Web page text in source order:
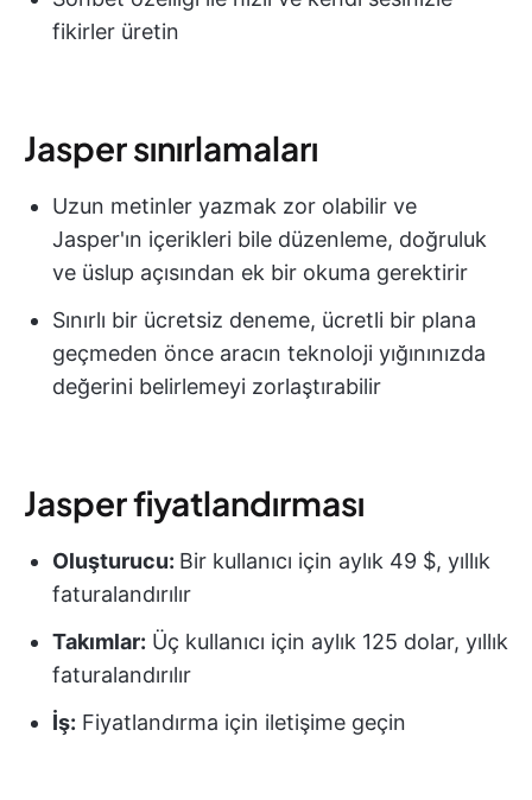
fikirler üretin
Jasper sınırlamaları
Uzun metinler yazmak zor olabilir ve
Jasper'ın içerikleri bile düzenleme, doğruluk
ve üslup açısından ek bir okuma gerektirir
Sınırlı bir ücretsiz deneme, ücretli bir plana
geçmeden önce aracın teknoloji yığınınızda
değerini belirlemeyi zorlaştırabilir
Jasper fiyatlandırması
Oluşturucu: Bir kullanıcı için aylık 49 $, yıllık
faturalandırılır
Takımlar: Üç kullanıcı için aylık 125 dolar, yıllık
faturalandırılır
İş: Fiyatlandırma için iletişime geçin